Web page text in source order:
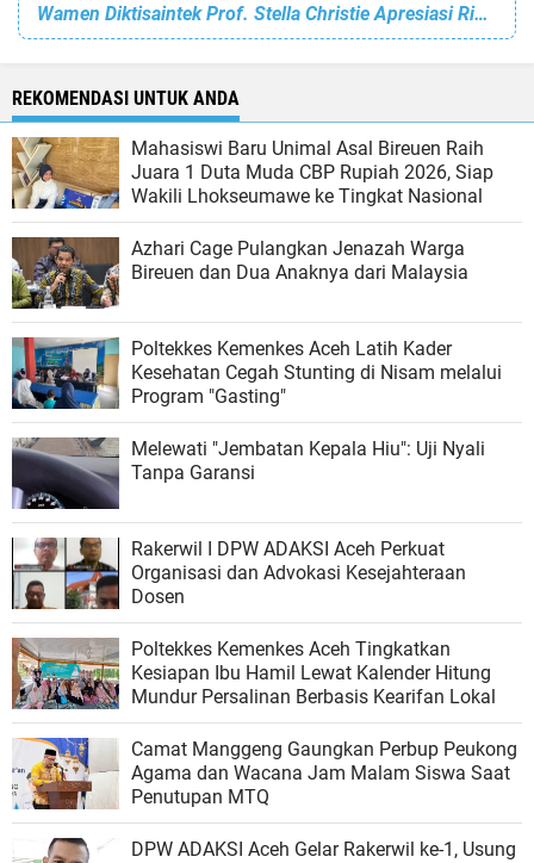
Wamen Diktisaintek Prof. Stella Christie Apresiasi Riset PNL: Sains dan Teknologi Kunci Pembuka Lapangan Kerja
REKOMENDASI UNTUK ANDA
Mahasiswi Baru Unimal Asal Bireuen Raih
Juara 1 Duta Muda CBP Rupiah 2026, Siap
Wakili Lhokseumawe ke Tingkat Nasional
Azhari Cage Pulangkan Jenazah Warga
Bireuen dan Dua Anaknya dari Malaysia
Poltekkes Kemenkes Aceh Latih Kader
Kesehatan Cegah Stunting di Nisam melalui
Program "Gasting"
Melewati "Jembatan Kepala Hiu": Uji Nyali
Tanpa Garansi
Rakerwil I DPW ADAKSI Aceh Perkuat
Organisasi dan Advokasi Kesejahteraan
Dosen
Poltekkes Kemenkes Aceh Tingkatkan
Kesiapan Ibu Hamil Lewat Kalender Hitung
Mundur Persalinan Berbasis Kearifan Lokal
Camat Manggeng Gaungkan Perbup Peukong
Agama dan Wacana Jam Malam Siswa Saat
Penutupan MTQ
DPW ADAKSI Aceh Gelar Rakerwil ke-1, Usung